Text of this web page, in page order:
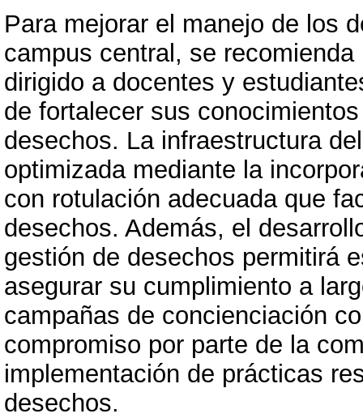
Para mejorar el manejo de los
campus central, se
dirigido a docentes y
de fortalecer sus
desechos. La infraestructura
optimizada mediante la
con rotulación adecuada que
desechos. Además, el
gestión de desechos permitirá
asegurar su cumplimiento a
campañas de concienciación
compromiso por parte de la
implementación de prácticas
desechos.